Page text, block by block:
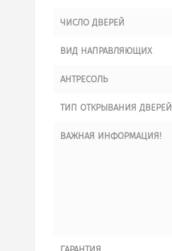
ЧИСЛО ДВЕРЕЙ
ВИД НАПРАВЛЯЮЩИХ
АНТРЕСОЛЬ
ТИП ОТКРЫВАНИЯ ДВЕРЕЙ
ВАЖНАЯ ИНФОРМАЦИЯ!